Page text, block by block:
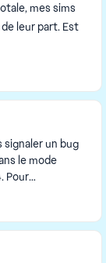
mes sims
leur part. Est
le mode
hors ...